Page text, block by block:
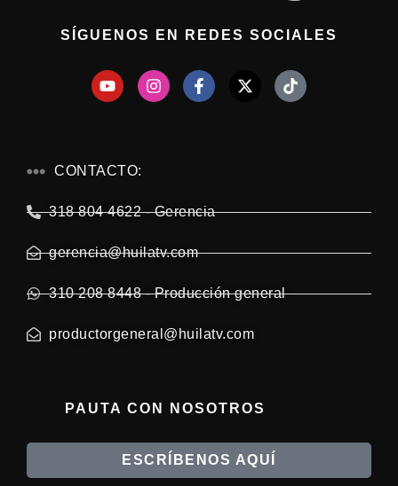
SÍGUENOS EN REDES SOCIALES
CONTACTO:
318 804 4622 - Gerencia
gerencia@huilatv.com
310 208 8448 - Producción general
productorgeneral@huilatv.com
PAUTA CON NOSOTROS
ESCRÍBENOS AQUÍ